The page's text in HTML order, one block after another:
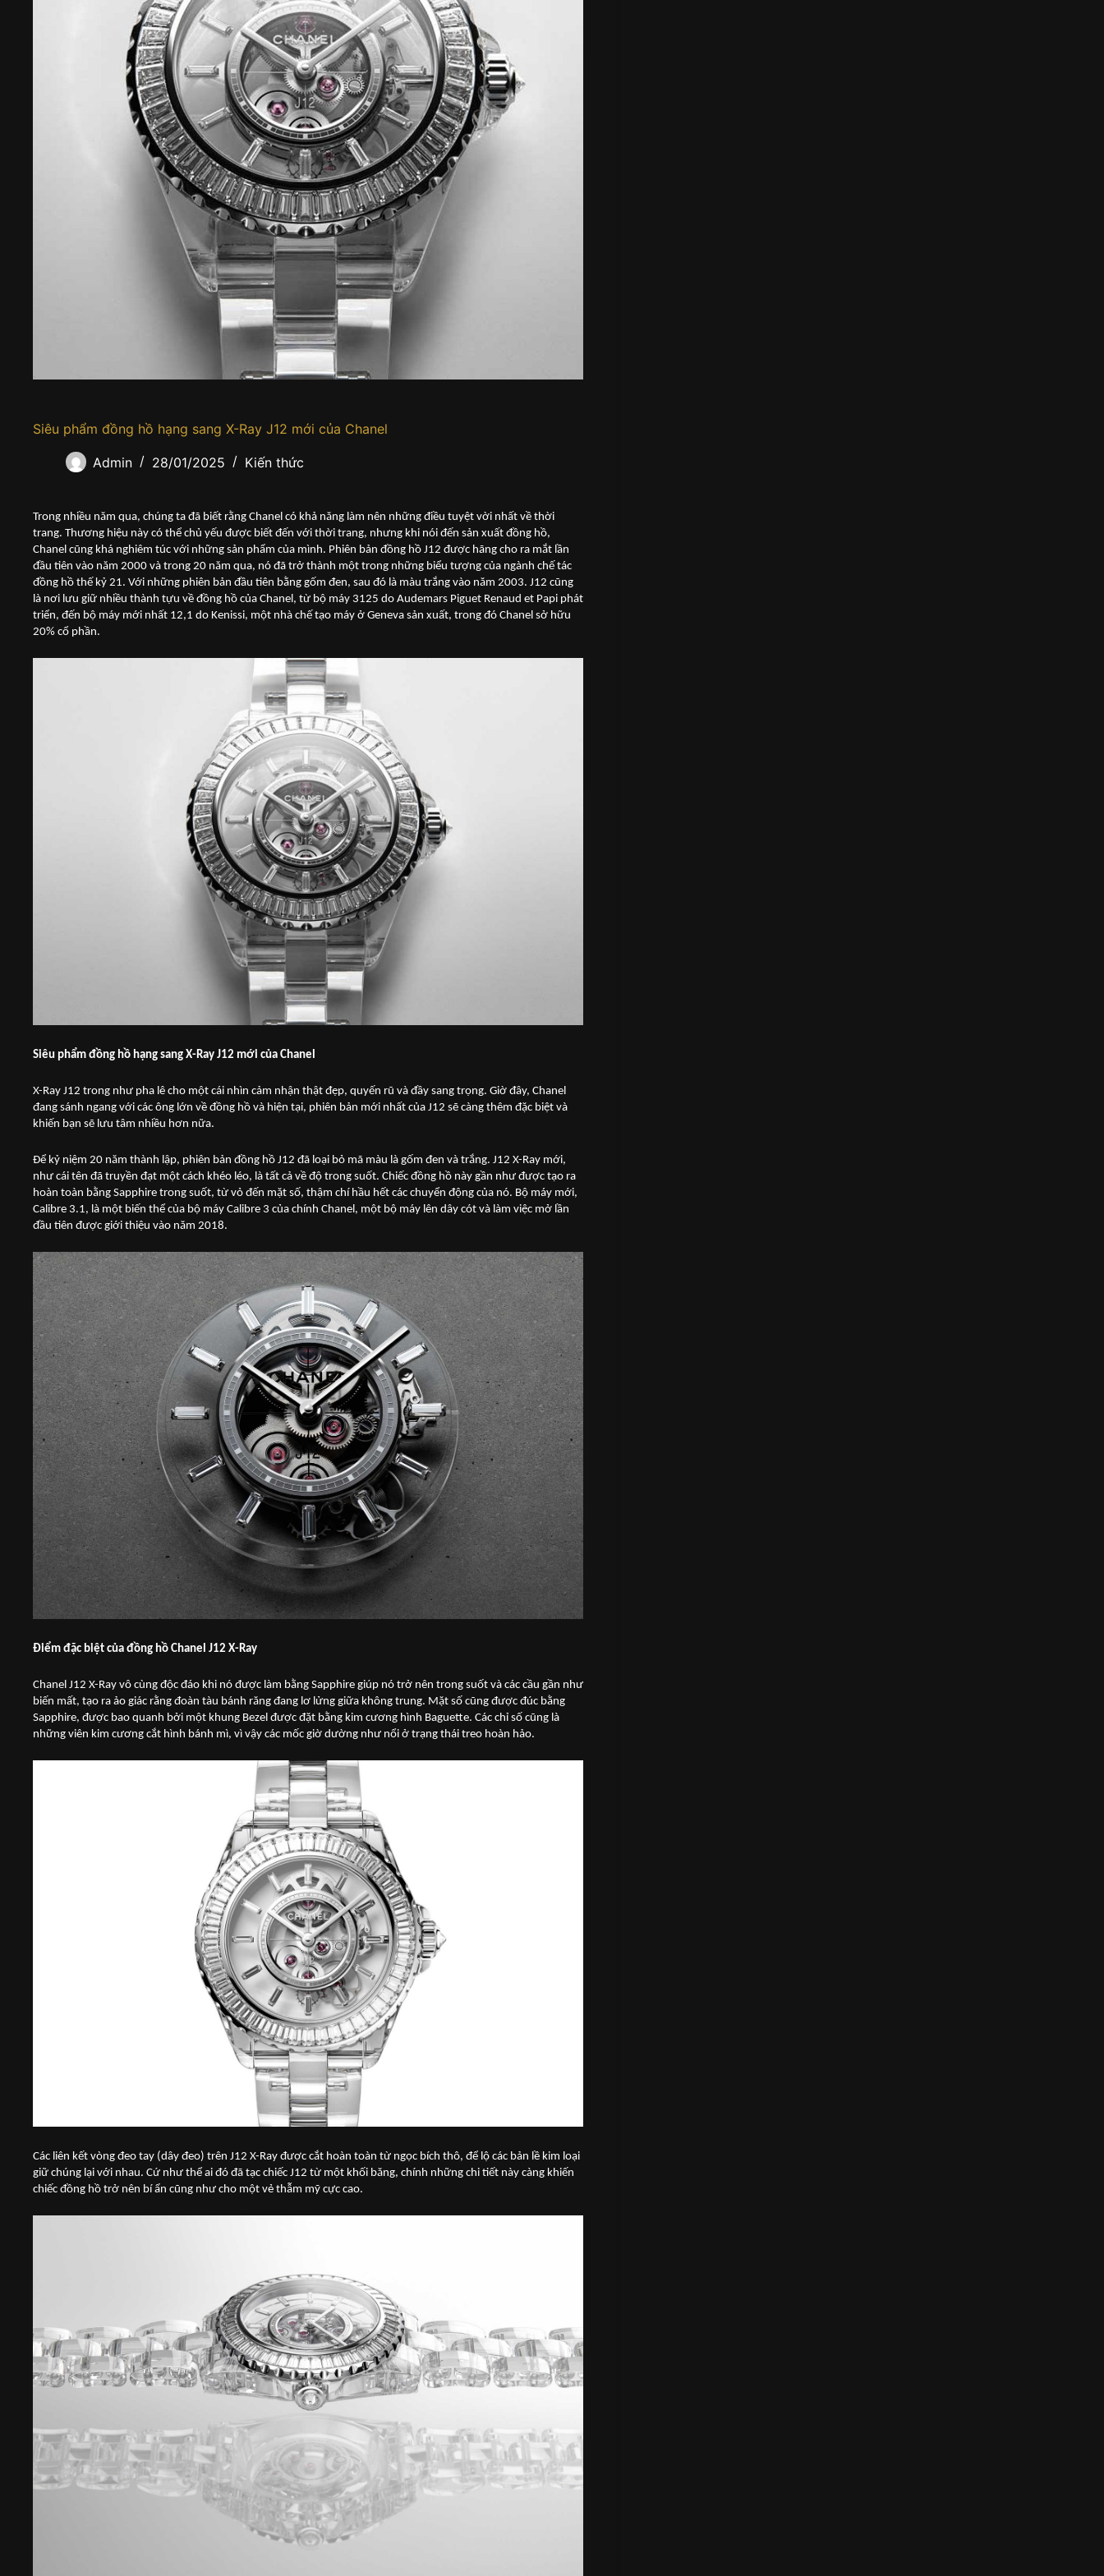
Siêu phẩm đồng hồ hạng sang X-Ray J12 mới của Chanel
Admin 28/01/2025 Kiến thức
Trong nhiều năm qua, chúng ta đã biết rằng Chanel có khả năng làm nên những điều tuyệt vời nhất về thời
trang. Thương hiệu này có thể chủ yếu được biết đến với thời trang, nhưng khi nói đến sản xuất đồng hồ,
Chanel cũng khá nghiêm túc với những sản phẩm của mình. Phiên bản đồng hồ J12 được hãng cho ra mắt lần
đầu tiên vào năm 2000 và trong 20 năm qua, nó đã trở thành một trong những biểu tượng của ngành chế tác
đồng hồ thế kỷ 21. Với những phiên bản đầu tiên bằng gốm đen, sau đó là màu trắng vào năm 2003. J12 cũng
là nơi lưu giữ nhiều thành tựu về đồng hồ của Chanel, từ bộ máy 3125 do Audemars Piguet Renaud et Papi phát
triển, đến bộ máy mới nhất 12,1 do Kenissi, một nhà chế tạo máy ở Geneva sản xuất, trong đó Chanel sở hữu
20% cổ phần.
Siêu phẩm đồng hồ hạng sang X-Ray J12 mới của Chanel
X-Ray J12 trong như pha lê cho một cái nhìn cảm nhận thật đẹp, quyến rũ và đầy sang trọng. Giờ đây, Chanel
đang sánh ngang với các ông lớn về đồng hồ và hiện tại, phiên bản mới nhất của J12 sẽ càng thêm đặc biệt và
khiến bạn sẽ lưu tâm nhiều hơn nữa.
Để kỷ niệm 20 năm thành lập, phiên bản đồng hồ J12 đã loại bỏ mã màu là gốm đen và trắng. J12 X-Ray mới,
như cái tên đã truyền đạt một cách khéo léo, là tất cả về độ trong suốt. Chiếc đồng hồ này gần như được tạo ra
hoàn toàn bằng Sapphire trong suốt, từ vỏ đến mặt số, thậm chí hầu hết các chuyển động của nó. Bộ máy mới,
Calibre 3.1, là một biến thể của bộ máy Calibre 3 của chính Chanel, một bộ máy lên dây cót và làm việc mở lần
đầu tiên được giới thiệu vào năm 2018.
Điểm đặc biệt của đồng hồ Chanel J12 X-Ray
Chanel J12 X-Ray vô cùng độc đáo khi nó được làm bằng Sapphire giúp nó trở nên trong suốt và các cầu gần như
biến mất, tạo ra ảo giác rằng đoàn tàu bánh răng đang lơ lửng giữa không trung. Mặt số cũng được đúc bằng
Sapphire, được bao quanh bởi một khung Bezel được đặt bằng kim cương hình Baguette. Các chỉ số cũng là
những viên kim cương cắt hình bánh mì, vì vậy các mốc giờ dường như nổi ở trạng thái treo hoàn hảo.
Các liên kết vòng đeo tay (dây đeo) trên J12 X-Ray được cắt hoàn toàn từ ngọc bích thô, để lộ các bản lề kim loại
giữ chúng lại với nhau. Cứ như thể ai đó đã tạc chiếc J12 từ một khối băng, chính những chi tiết này càng khiến
chiếc đồng hồ trở nên bí ẩn cũng như cho một vẻ thẫm mỹ cực cao.